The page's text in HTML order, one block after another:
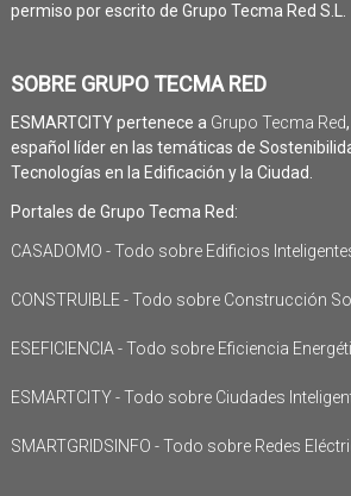
permiso por escrito de Grupo Tecma Red S.L.
SOBRE GRUPO TECMA RED
ESMARTCITY pertenece a Grupo Tecma Red
español líder en las temáticas de
Tecnologías en la Edificación y la Ciudad.
Portales de Grupo Tecma Red:
CASADOMO - Todo sobre Edificios
CONSTRUIBLE - Todo sobre Construcción
ESEFICIENCIA - Todo sobre Eficiencia
ESMARTCITY - Todo sobre Ciudades
SMARTGRIDSINFO - Todo sobre Redes